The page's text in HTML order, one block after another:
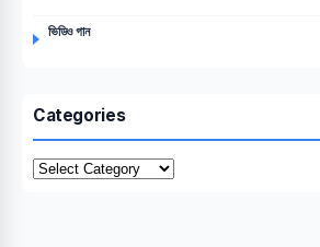
ভিডিও গান
Categories
Categories